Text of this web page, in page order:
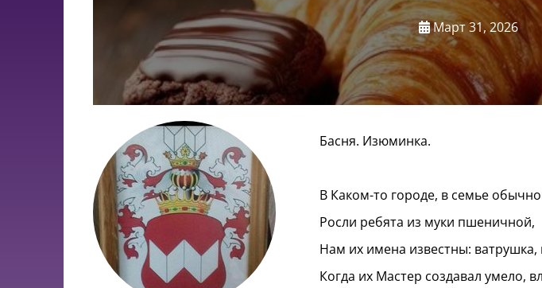
Март 31, 2026
Басня. Изюминка.
В Каком-то городе, в семье
Росли ребята из муки пшеничной,
Нам их имена известны:
Когда их Мастер создавал умело,